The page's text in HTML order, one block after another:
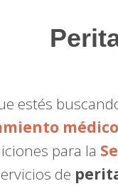
estés
médico
para la
de